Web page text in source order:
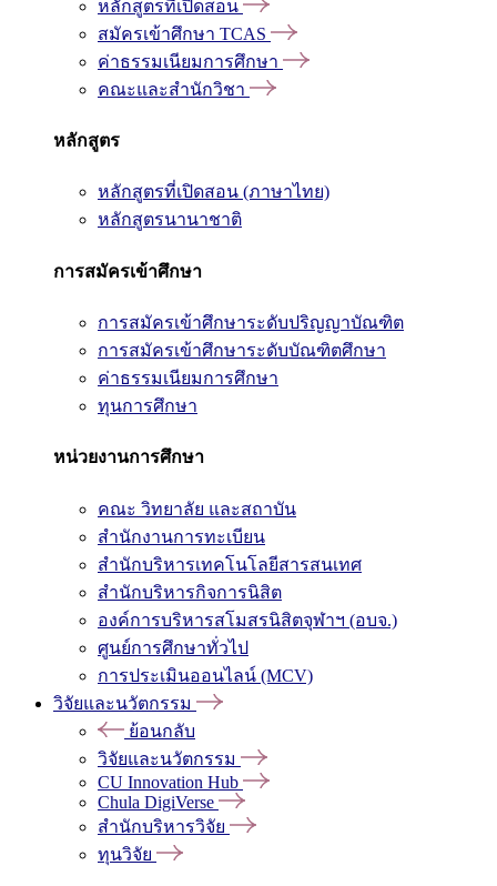
หลักสูตรที่เปิดสอน
สมัครเข้าศึกษา TCAS
ค่าธรรมเนียมการศึกษา
คณะและสำนักวิชา
หลักสูตร
หลักสูตรที่เปิดสอน (ภาษาไทย)
หลักสูตรนานาชาติ
การสมัครเข้าศึกษา
การสมัครเข้าศึกษาระดับปริญญาบัณฑิต
การสมัครเข้าศึกษาระดับบัณฑิตศึกษา
ค่าธรรมเนียมการศึกษา
ทุนการศึกษา
หน่วยงานการศึกษา
คณะ วิทยาลัย และสถาบัน
สำนักงานการทะเบียน
สำนักบริหารเทคโนโลยีสารสนเทศ
สำนักบริหารกิจการนิสิต
องค์การบริหารสโมสรนิสิตจุฬาฯ (อบจ.)
ศูนย์การศึกษาทั่วไป
การประเมินออนไลน์ (MCV)
วิจัยและนวัตกรรม
ย้อนกลับ
วิจัยและนวัตกรรม
CU Innovation Hub
Chula DigiVerse
สำนักบริหารวิจัย
ทุนวิจัย